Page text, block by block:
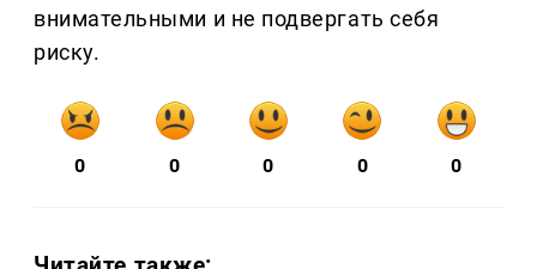
внимательными и не подвергать себя
риску.
0 0 0 0 0